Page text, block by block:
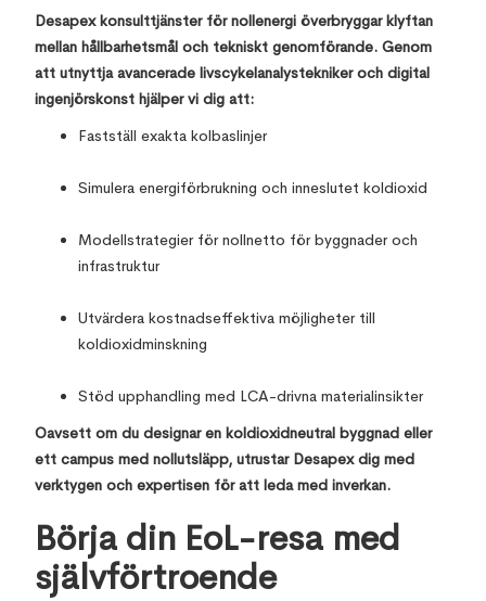
Desapex konsulttjänster för nollenergi överbryggar klyftan
mellan hållbarhetsmål och tekniskt genomförande. Genom
att utnyttja avancerade livscykelanalystekniker och digital
ingenjörskonst hjälper vi dig att:
Fastställ exakta kolbaslinjer
Simulera energiförbrukning och inneslutet koldioxid
Modellstrategier för nollnetto för byggnader och
infrastruktur
Utvärdera kostnadseffektiva möjligheter till
koldioxidminskning
Stöd upphandling med LCA-drivna materialinsikter
Oavsett om du designar en koldioxidneutral byggnad eller
ett campus med nollutsläpp, utrustar Desapex dig med
verktygen och expertisen för att leda med inverkan.
Börja din EoL-resa med
självförtroende